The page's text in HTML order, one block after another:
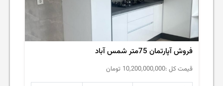
فروش آپارتمان 75متر شمس آباد
قیمت کل :10,200,000,000 تومان